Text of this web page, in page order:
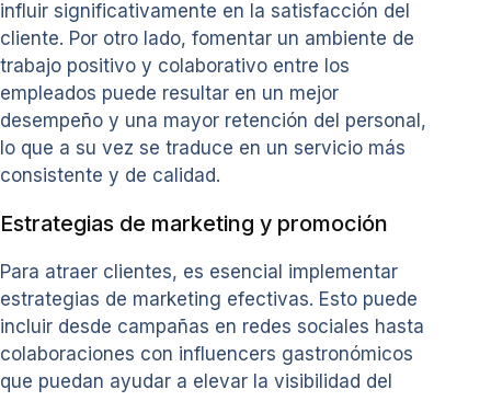
influir significativamente en la satisfacción del
cliente. Por otro lado, fomentar un ambiente de
trabajo positivo y colaborativo entre los
empleados puede resultar en un mejor
desempeño y una mayor retención del personal,
lo que a su vez se traduce en un servicio más
consistente y de calidad.
Estrategias de marketing y promoción
Para atraer clientes, es esencial implementar
estrategias de marketing efectivas. Esto puede
incluir desde campañas en redes sociales hasta
colaboraciones con influencers gastronómicos
que puedan ayudar a elevar la visibilidad del